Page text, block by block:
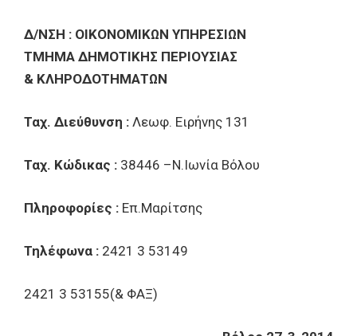
Δ/ΝΣΗ : ΟΙΚΟΝΟΜΙΚΩΝ ΥΠΗΡΕΣΙΩΝ
ΤΜΗΜΑ ΔΗΜΟΤΙΚΗΣ ΠΕΡΙΟΥΣΙΑΣ
& ΚΛΗΡΟΔΟΤΗΜΑΤΩΝ
Ταχ. Διεύθυνση : Λεωφ. Ειρήνης 131
Ταχ. Κώδικας : 38446 –Ν.Ιωνία Βόλου
Πληροφορίες : Επ.Μαρίτσης
Τηλέφωνα : 2421 3 53149
2421 3 53155(& ΦΑΞ)